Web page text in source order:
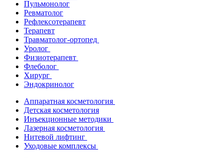
Пульмонолог
Ревматолог
Рефлексотерапевт
Терапевт
Травматолог-ортопед
Уролог
Физиотерапевт
Флеболог
Хирург
Эндокринолог
Аппаратная косметология
Детская косметология
Инъекционные методики
Лазерная косметология
Нитевой лифтинг
Уходовые комплексы